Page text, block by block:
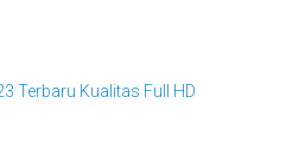
Terbaru Kualitas Full HD